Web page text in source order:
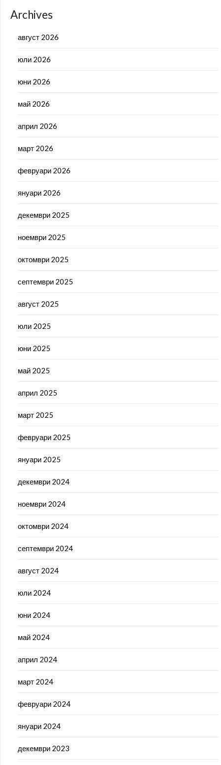
Archives
август 2026
юли 2026
юни 2026
май 2026
април 2026
март 2026
февруари 2026
януари 2026
декември 2025
ноември 2025
октомври 2025
септември 2025
август 2025
юли 2025
юни 2025
май 2025
април 2025
март 2025
февруари 2025
януари 2025
декември 2024
ноември 2024
октомври 2024
септември 2024
август 2024
юли 2024
юни 2024
май 2024
април 2024
март 2024
февруари 2024
януари 2024
декември 2023